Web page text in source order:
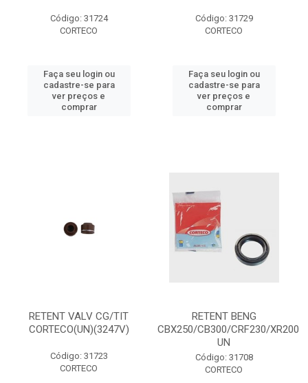
Código: 31724
CORTECO
Faça seu login ou
cadastre-se para
ver preços e
comprar
Código: 31729
CORTECO
Faça seu login ou
cadastre-se para
ver preços e
comprar
RETENT VALV CG/TIT
CORTECO(UN)(3247V)
Código: 31723
CORTECO
RETENT BENG
CBX250/CB300/CRF230/XR200
UN
Código: 31708
CORTECO